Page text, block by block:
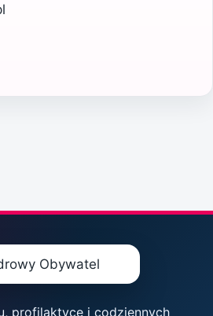
profilaktyce i codziennych